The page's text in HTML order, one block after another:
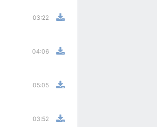
03:22
04:06
05:05
03:52